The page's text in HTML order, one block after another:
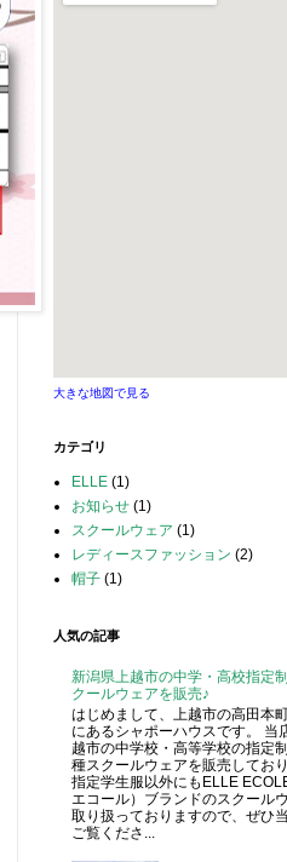
大きな地図で見る
カテゴリ
ELLE (1)
お知らせ (1)
スクールウェア (1)
レディースファッション (2)
帽子 (1)
人気の記事
新潟県上越市の中学・高校指定
クールウェアを販売♪
はじめまして、上越市の高田本
にあるシャポーハウスです。 当
越市の中学校・高等学校の指定
種スクールウェアを販売しており
指定学生服以外にもELLE
エコール）ブランドのスクール
取り扱っておりますので、ぜひ
ご覧くださ...